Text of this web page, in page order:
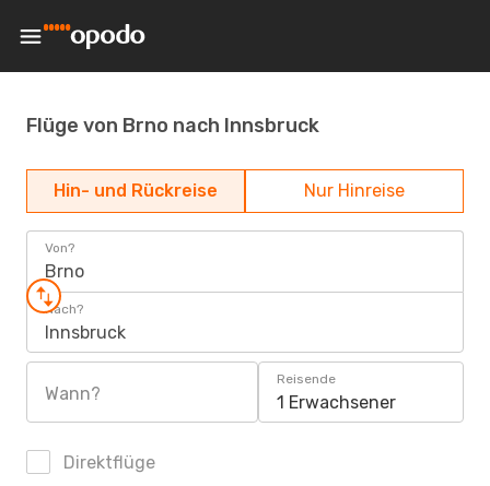
Flüge von Brno nach Innsbruck
Hin- und Rückreise Nur Hinreise
Von?
Brno
Nach?
Innsbruck
Wann?
Reisende
1 Erwachsener
Direktflüge